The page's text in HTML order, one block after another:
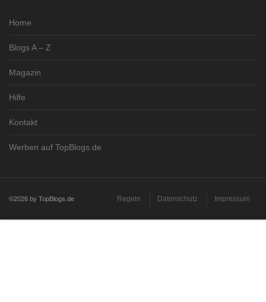
Home
Blogs A – Z
Magazin
Hilfe
Kontakt
Werben auf TopBlogs.de
©2026 by TopBlogs.de Regeln Datenschutz Impressum